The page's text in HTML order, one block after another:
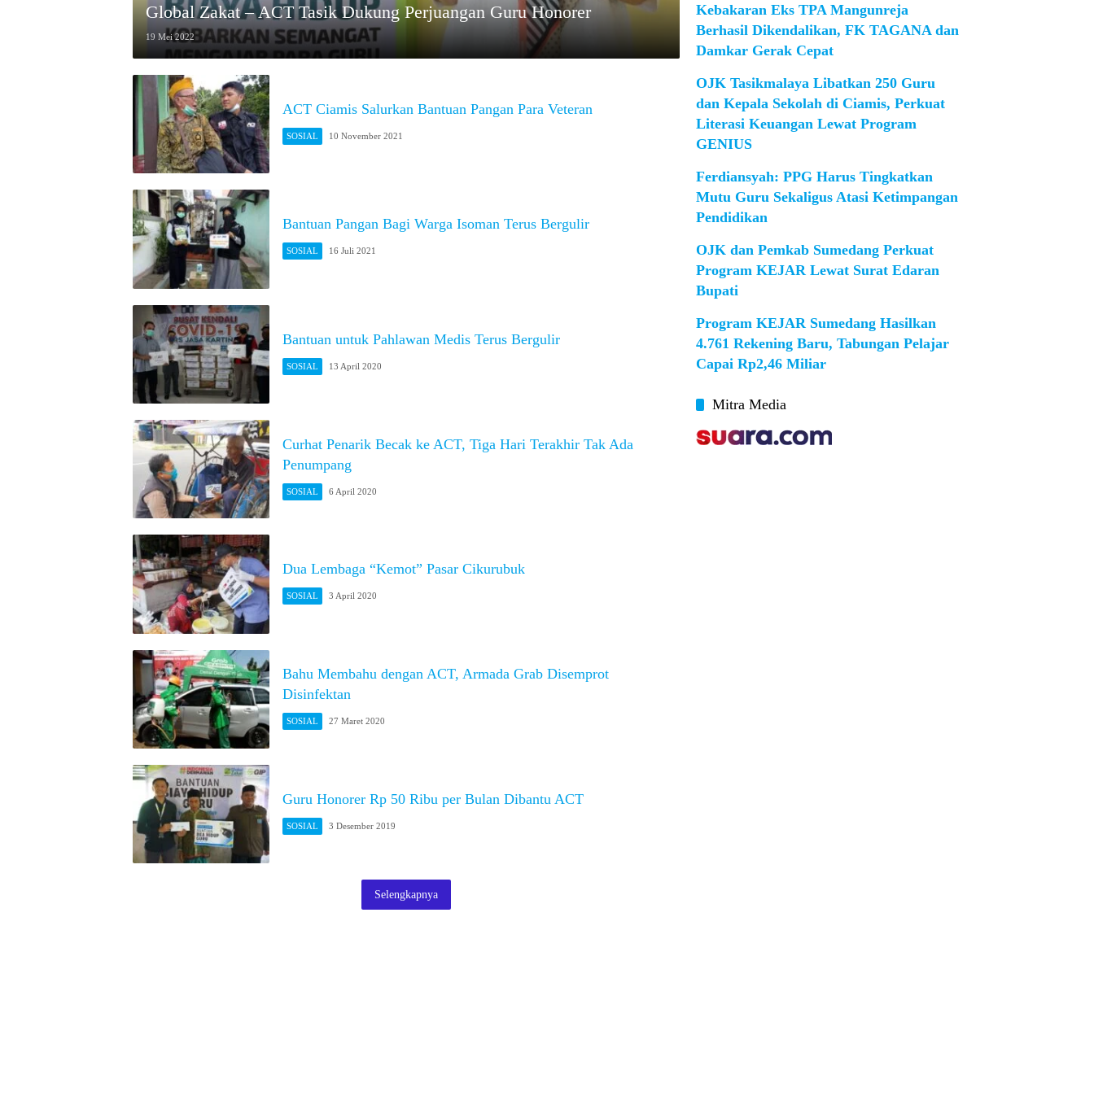
Global Zakat – ACT Tasik Dukung Perjuangan Guru Honorer
19 Mei 2022
ACT Ciamis Salurkan Bantuan Pangan Para Veteran
SOSIAL 10 November 2021
Bantuan Pangan Bagi Warga Isoman Terus Bergulir
SOSIAL 16 Juli 2021
Bantuan untuk Pahlawan Medis Terus Bergulir
SOSIAL 13 April 2020
Curhat Penarik Becak ke ACT, Tiga Hari Terakhir Tak Ada
Penumpang
SOSIAL 6 April 2020
Dua Lembaga “Kemot” Pasar Cikurubuk
SOSIAL 3 April 2020
Bahu Membahu dengan ACT, Armada Grab Disemprot
Disinfektan
SOSIAL 27 Maret 2020
Guru Honorer Rp 50 Ribu per Bulan Dibantu ACT
SOSIAL 3 Desember 2019
Selengkapnya
Kebakaran Eks TPA Mangunreja
Berhasil Dikendalikan, FK TAGANA dan
Damkar Gerak Cepat
OJK Tasikmalaya Libatkan 250 Guru
dan Kepala Sekolah di Ciamis, Perkuat
Literasi Keuangan Lewat Program
GENIUS
Ferdiansyah: PPG Harus Tingkatkan
Mutu Guru Sekaligus Atasi Ketimpangan
Pendidikan
OJK dan Pemkab Sumedang Perkuat
Program KEJAR Lewat Surat Edaran
Bupati
Program KEJAR Sumedang Hasilkan
4.761 Rekening Baru, Tabungan Pelajar
Capai Rp2,46 Miliar
Mitra Media